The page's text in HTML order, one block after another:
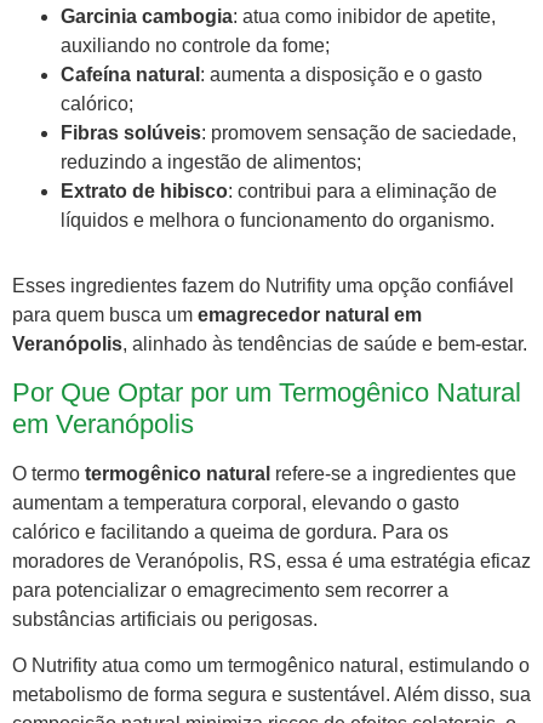
Garcinia cambogia: atua como inibidor de apetite,
auxiliando no controle da fome;
Cafeína natural : aumenta a disposição e o gasto
calórico;
Fibras solúveis: promovem sensação de saciedade,
reduzindo a ingestão de alimentos;
Extrato de hibisco: contribui para a eliminação de
líquidos e melhora o funcionamento do organismo.
Esses ingredientes fazem do Nutrifity uma opção confiável
para quem busca um emagrecedor natural em
Veranópolis, alinhado às tendências de saúde e bem-estar.
Por Que Optar por um Termogênico Natural
em Veranópolis
O termo termogênico natural refere-se a ingredientes que
aumentam a temperatura corporal, elevando o gasto
calórico e facilitando a queima de gordura. Para os
moradores de Veranópolis, RS, essa é uma estratégia eficaz
para potencializar o emagrecimento sem recorrer a
substâncias artificiais ou perigosas.
O Nutrifity atua como um termogênico natural, estimulando o
metabolismo de forma segura e sustentável. Além disso, sua